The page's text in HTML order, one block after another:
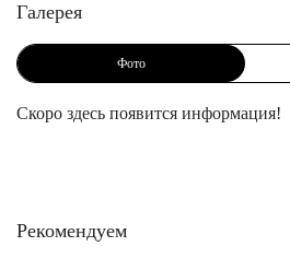
Галерея
Фото
Скоро здесь появится информация!
Рекомендуем